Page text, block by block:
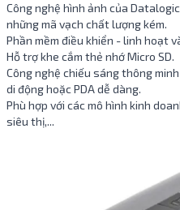
Công nghệ hình ảnh của
những mã vạch chất lượng kém.
Phần mềm điều khiển - linh hoạt
Hỗ trợ khe cắm thẻ nhớ Micro SD.
Công nghệ chiếu sáng thông
di động hoặc PDA dễ dàng.
Phù hợp với các mô hình kinh
siêu thị,...